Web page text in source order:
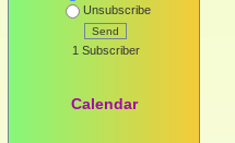
Unsubscribe
Send
1 Subscriber
Calendar